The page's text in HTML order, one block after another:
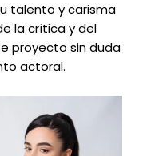
talento y carisma
la crítica y del
proyecto sin duda
actoral.